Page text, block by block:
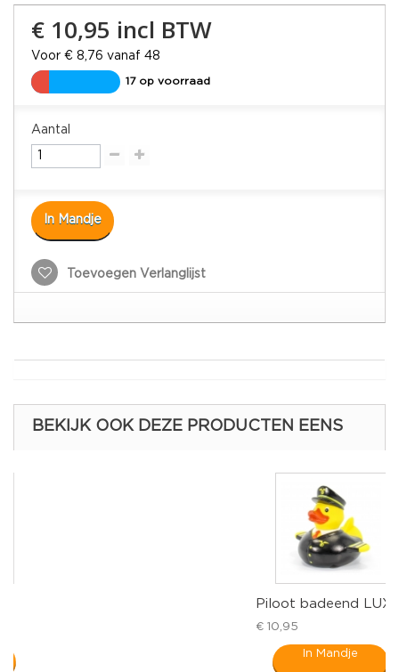
€ 10,95 incl BTW
Voor € 8,76 vanaf 48
17 op voorraad
Aantal
In Mandje
Toevoegen Verlanglijst
BEKIJK OOK DEZE PRODUCTEN EENS